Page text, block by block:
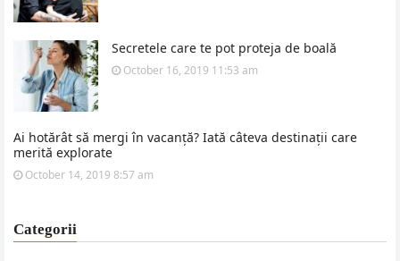
Secretele care te pot proteja de boală
October 16, 2019 11:53 am
Ai hotărât să mergi în vacanță? Iată câteva destinații care
merită explorate
October 14, 2019 8:57 am
Categorii